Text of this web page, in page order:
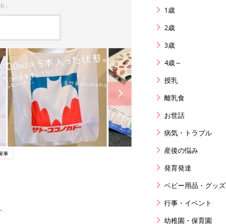
事
1歳
2歳
3歳
4歳～
授乳
離乳食
お世話
病気・トラブル
産後の悩み
発育発達
ベビー用品・グッズ
行事・イベント
幼稚園・保育園